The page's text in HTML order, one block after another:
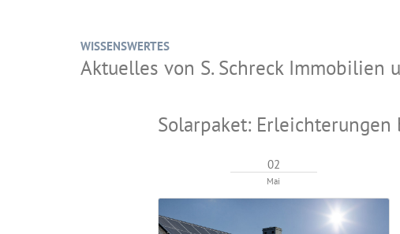
WISSENSWERTES
Aktuelles von S. Schreck Immobilien
Solarpaket:
02
Mai